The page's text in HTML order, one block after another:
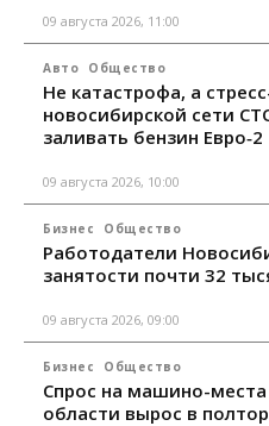
09 августа 2026, 11:00
Авто Общество
Не катастрофа, а
новосибирской сети
заливать бензин Евро‑2
09 августа 2026, 10:00
Бизнес Общество
Работодатели
занятости почти 32
09 августа 2026, 09:00
Бизнес Общество
Спрос на машино-
области вырос в